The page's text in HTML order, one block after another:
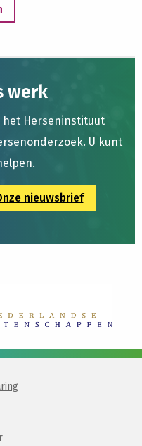
werk
het Herseninstituut
U kunt
nieuwsbrief